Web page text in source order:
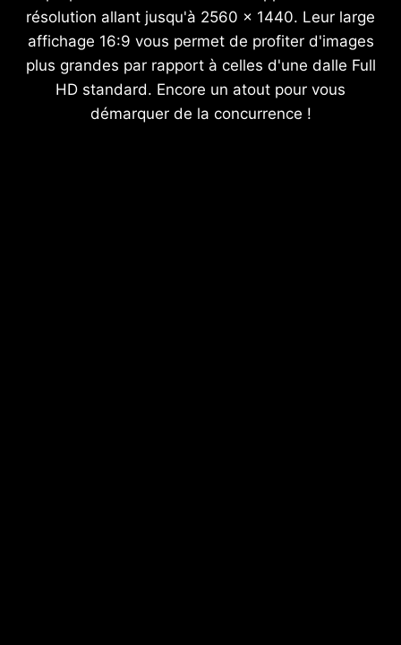
résolution allant jusqu'à 2560 x 1440. Leur large
affichage 16:9 vous permet de profiter d'images
plus grandes par rapport à celles d'une dalle Full
HD standard. Encore un atout pour vous
démarquer de la concurrence !